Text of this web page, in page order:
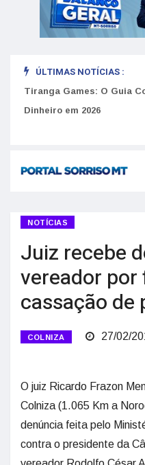
ÚLTIMAS NOTÍCIAS :
Tiranga Games: O Guia
Dinheiro em 2026
NOTÍCIAS
Juiz recebe
vereador por
cassação de
COLNIZA 27/02/
O juiz Ricardo Frazon
Colniza (1.065 Km a
denúncia feita pelo
contra o presidente da